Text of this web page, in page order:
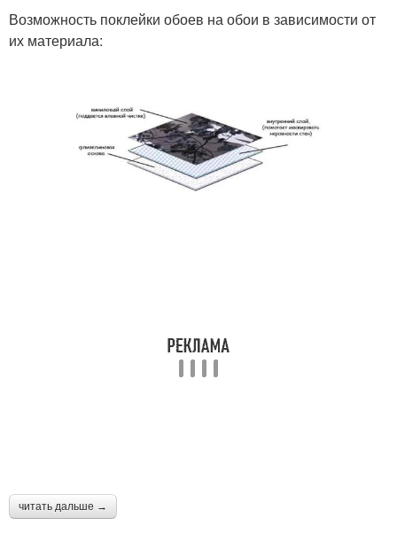
Возможность поклейки обоев на обои в зависимости от
их материала:
читать дальше →